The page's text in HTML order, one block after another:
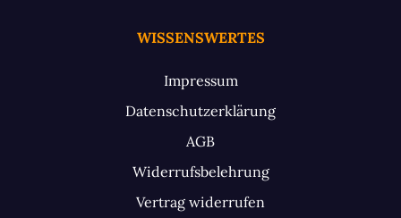
WISSENSWERTES
Impressum
Datenschutzerklärung
AGB
Widerrufsbelehrung
Vertrag widerrufen